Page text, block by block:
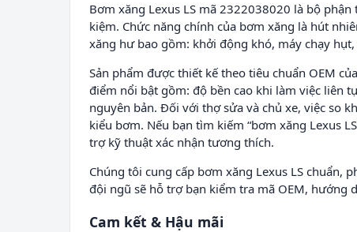
Bơm xăng Lexus LS mã 2322038020 là bộ
kiệm. Chức năng chính của bơm xăng là hút
xăng hư bao gồm: khởi động khó, máy chạy
Sản phẩm được thiết kế theo tiêu chuẩn OEM
điểm nổi bật gồm: độ bền cao khi làm việc liên
nguyên bản. Đối với thợ sửa và chủ xe, việc so
kiểu bơm. Nếu bạn tìm kiếm “bơm xăng Lexus
trợ kỹ thuật xác nhận tương thích.
Chúng tôi cung cấp bơm xăng Lexus LS chuẩn,
đội ngũ sẽ hỗ trợ bạn kiểm tra mã OEM, hướng
Cam kết & Hậu mãi